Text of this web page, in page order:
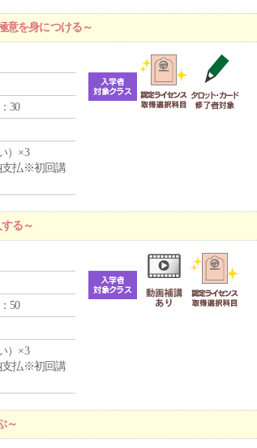
意を身につける～
30
）×3
支払※初回講
る～
50
）×3
支払※初回講
～